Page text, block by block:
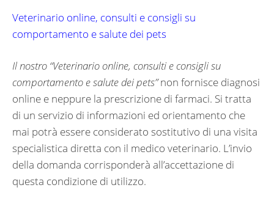
Veterinario online, consulti e consigli su
comportamento e salute dei pets
Il nostro “Veterinario online, consulti e consigli su
comportamento e salute dei pets”non fornisce diagnosi
online e neppure la prescrizione di farmaci. Si tratta
di un servizio di informazioni ed orientamento che
mai potrà essere considerato sostitutivo di una visita
specialistica diretta con il medico veterinario. L’invio
della domanda corrisponderà all’accettazione di
questa condizione di utilizzo.